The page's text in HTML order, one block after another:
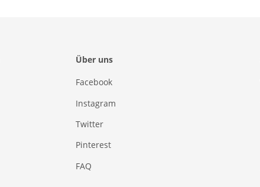
Über uns
Facebook
Instagram
Twitter
Pinterest
FAQ